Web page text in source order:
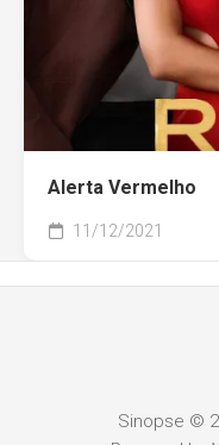
Alerta Vermelho
11/12/2021
Sinopse ©